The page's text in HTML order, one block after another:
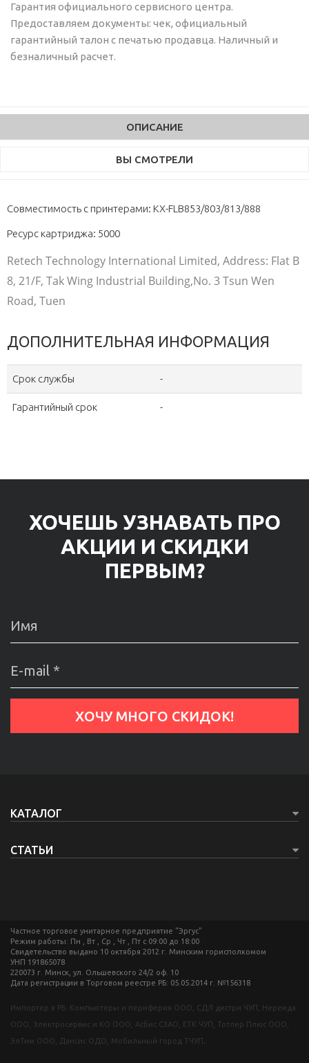
Гарантия официального сервисного центра.
Предоставляем документы: чек, официальный
гарантийный талон с печатью продавца. Наличный и
безналичный расчет.
ОПИСАНИЕ
ВЫ СМОТРЕЛИ
Совместимость с принтерами: KX-FLB853/803/813/888
Ресурс картриджа: 5000
Retech Technology International Limited, Address: Flat B
8, 21/F, Tak Wing Industrial Building,No. 3 Tsun Wen
Road, Tuen
ДОПОЛНИТЕЛЬНАЯ ИНФОРМАЦИЯ
Срок службы -
Гарантийный срок -
ХОЧЕШЬ УЗНАВАТЬ ПРО
АКЦИИ И СКИДКИ
ПЕРВЫМ?
КАТАЛОГ
СТАТЬИ
Частное торговое унитарное предприятие "Эргус"
Режим работы: Пн , Вт , Ср , Чт , Пт c 09:00 до 18:00
Свидетельство выдано 10 октября 2012 г. Минским горисполкомом
УНП 191865078
220073 г. Минск, ул. Ольшевского 24/2 оф. 10
Дата регистрации в Торговом реестре РБ: 05.05.2014 г. №156318
Импортер в РБ: Компьютеры и периферия ООО, СДЛ дистри ЧУП, Нереида
ООО, Электросервис и КО ООО, Асбис СЗАО, ЕТК ЧУП, Тотлер Плюс ООО,
ЭлТим ООО, Дансис ОДО, Мобильный город ТЧУП